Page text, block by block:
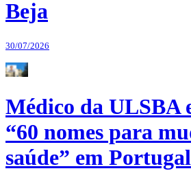
Beja
30/07/2026
Médico da ULSBA
“60 nomes para
saúde” em Portugal